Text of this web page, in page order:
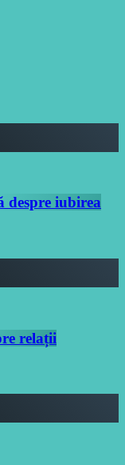
despre iubirea
relații